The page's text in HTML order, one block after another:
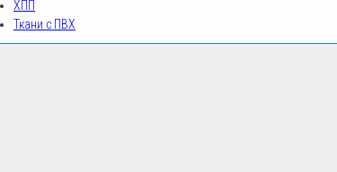
ХПП
Ткани с ПВХ